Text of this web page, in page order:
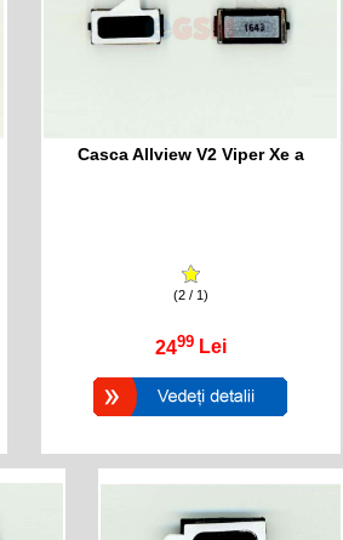
Casca Allview V2 Viper Xe a
(2 / 1)
2499 Lei